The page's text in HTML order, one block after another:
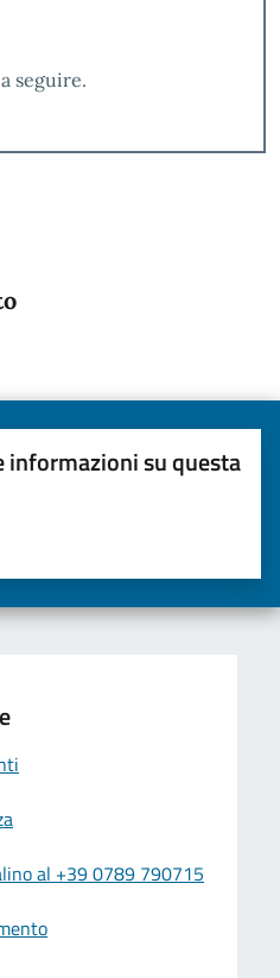
seguire.
informazioni su questa
su 5
5
al +39 0789 790715